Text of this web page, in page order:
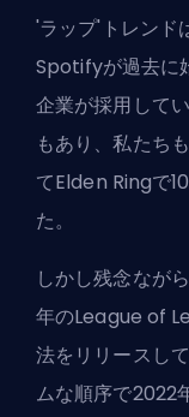
'ラップ'トレンド
Spotifyが過去に
企業が採用して
もあり、私たち
てElden Ringで
た。
しかし残念なが
年のLeague of
法をリリースし
ムな順序で2022